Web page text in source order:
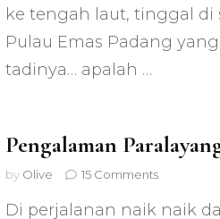
Emas
Padang!
ke tengah laut, tinggal di
Pulau Emas Padang
tadinya… apalah …
Pengalaman
by Olive 15 Commentson
Paralayang
Di perjalanan naik naik